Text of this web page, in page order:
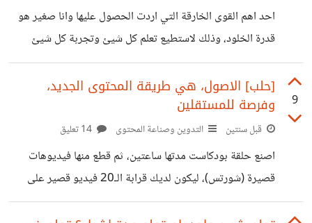
في اخر التدوينة- وهو ان اعطيه الفكرة كي يخرج لي بالمنشور،
وهكذا فقط انسخ كلامه واضعه في trello مع بعض
احد اهم القوى الخارقة التي اردت الحصول عليها وانا صغير هو
قدرة الخلود، وذلك لاستطيع تعلم كل شيئ وتجربة كل شيئ
وايضا يكون لي من الحكمة الكثيرة التي تؤهلني للحفاظ على
هذا العالم من الانهيار مرارا وتكرارا. ولكن كبرت وادركت ان تلك
حماقة، لا فائدة من العيش في الدنيا، لان ذلك العالم الذي اريد
الاهتمام به، يوجد عالم خلفه في الاخرة افضل بكثير يمكنني
العيش فيه مؤبدا كما اشاء. ولكن ظل في خاطري مشكلة كبيرة،
اني مازلت اعيش هنا، واريد
9
[حلب] الاصول، هي طريقة المحتوى الجديد،
وفرصة للمستقلين
قبل سنتين التدوين وصناعة المحتوى
اصنع حلقة بودكاست مدتها ساعتين، ثم قطع منها فيديوهات
قصيرة (شورتس)، ليكون لديك قرابة الـ20 فيديو قصير على
الاقل، ثم اكتب مجموعة مقالات عن كل كلمة قيلت، ثم اصنع